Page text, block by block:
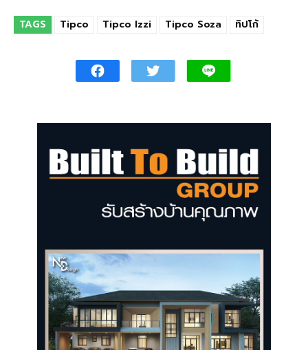
TAGS Tipco Tipco Izzi Tipco Soza ทิปโก้